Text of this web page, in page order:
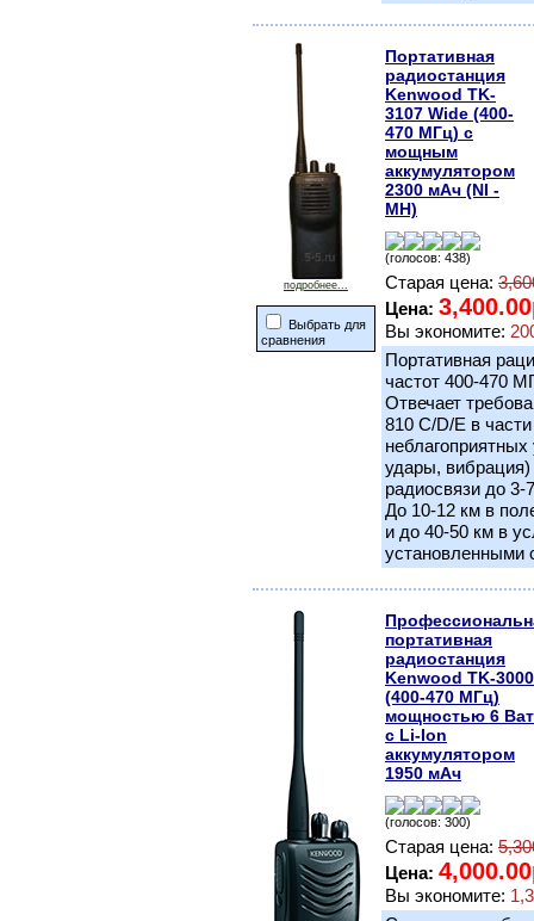
подробнее...
Выбрать для
сравнения
Портативная
радиостанция
Kenwood TK-
3107 Wide (400-
470 МГц) с
мощным
аккумулятором
2300 мАч (NI -
MH)
(голосов: 438)
Старая цена:
Цена:
Вы экономите:
Портативная
частот 400-470
Отвечает
810 C/D/E в
удары,
радиосвязи до 3-
До 10-12 км в
и до 40-50 км в
установленными
портативная
радиостанция
Kenwood TK-3000
(400-470 МГц)
мощностью 6
с Li-Ion
аккумулятором
1950 мАч
(голосов: 300)
Старая цена:
Цена:
Вы экономите: